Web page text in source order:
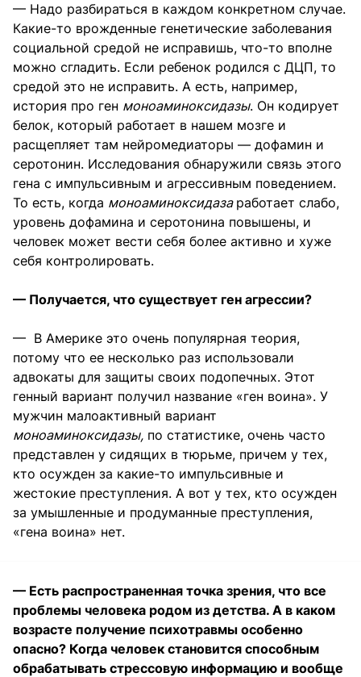
— Надо разбираться в каждом конкретном случае.
Какие-то врожденные генетические заболевания
социальной средой не исправишь, что-то вполне
можно сгладить. Если ребенок родился с ДЦП, то
средой это не исправить. А есть, например,
история про ген моноаминоксидазы. Он кодирует
белок, который работает в нашем мозге и
расщепляет там нейромедиаторы — дофамин и
серотонин. Исследования обнаружили связь этого
гена с импульсивным и агрессивным поведением.
То есть, когда моноаминоксидаза работает слабо,
уровень дофамина и серотонина повышены, и
человек может вести себя более активно и хуже
себя контролировать.
— Получается, что существует ген агрессии?
— В Америке это очень популярная теория,
потому что ее несколько раз использовали
адвокаты для защиты своих подопечных. Этот
генный вариант получил название «ген воина». У
мужчин малоактивный вариант
моноаминоксидазы, по статистике, очень часто
представлен у сидящих в тюрьме, причем у тех,
кто осужден за какие-то импульсивные и
жестокие преступления. А вот у тех, кто осужден
за умышленные и продуманные преступления,
«гена воина» нет.
— Есть распространенная точка зрения, что все
проблемы человека родом из детства. А в каком
возрасте получение психотравмы особенно
опасно? Когда человек становится способным
обрабатывать стрессовую информацию и вообще